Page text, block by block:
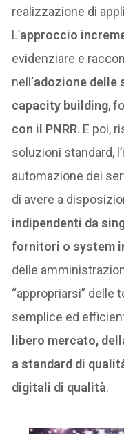
realizzazione di
L’approccio
evidenziare e
nell’adozione delle
capacity building,
con il PNRR. E poi,
soluzioni standard,
automazione dei
di avere a
indipendenti da
fornitori o system
delle
“appropriarsi” delle
semplice ed
libero mercato,
a standard di
digitali di qualità.